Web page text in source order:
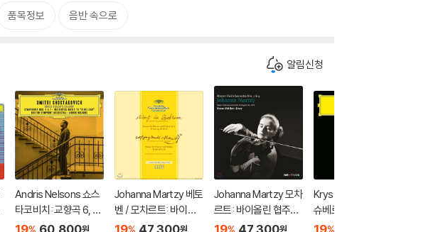
품목정보 음반 속으로
알림신청
Andris Nelsons 쇼스
타코비치: 교향곡 6, 7
번, '리어 왕' (Shostak
19% 60,800원
Johanna Martzy 베토
벤 / 모차르트: 바이올
린 소나타 - 요한나 마
19% 47,300원
Johanna Martzy 모차
르트: 바이올린 협주곡
3번, 4번 - 요한나 마르
19% 47,300원
Krystian Zimerman
슈베르트: 피아노 소나
타 20번, 21번 (Schub
19%